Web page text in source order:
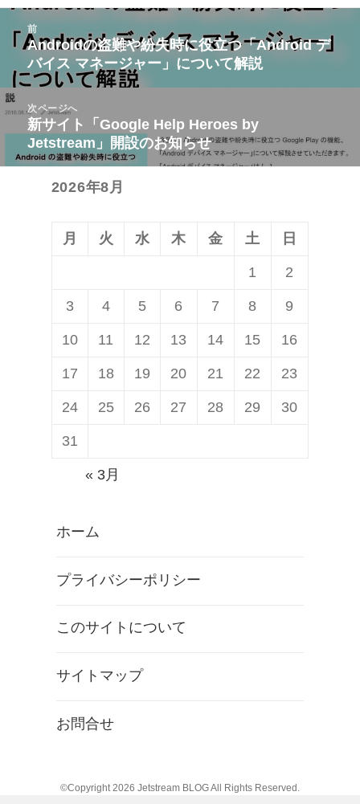
ビ
ゲ
ー
前
前
の
投
稿:
Androidの盗難や紛失時に役立つ「Android デ
バイス マネージャー」について解説
次ページへ
次
の
投
新サイト「Google Help Heroes by
Jetstream」開設のお知らせ
2026年8月
月 火 水 木 金 土 日
1 2
3 4 5 6 7 8 9
10 11 12 13 14 15 16
17 18 19 20 21 22 23
24 25 26 27 28 29 30
31
« 3月
ホーム
プライバシーポリシー
このサイトについて
サイトマップ
お問合せ
©Copyright 2026 Jetstream BLOGAll Rights Reserved.